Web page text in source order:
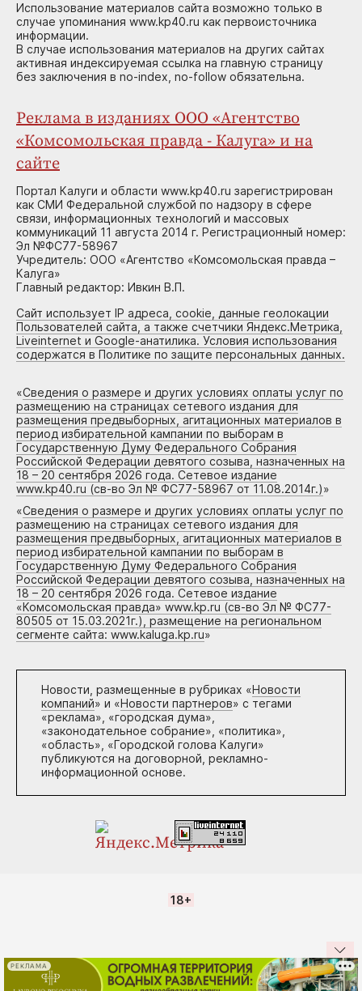
Использование материалов сайта возможно только в
случае упоминания www.kp40.ru как первоисточника
информации.
В случае использования материалов на других сайтах
активная индексируемая ссылка на главную страницу
без заключения в no-index, no-follow обязательна.
Реклама в изданиях ООО «Агентство
«Комсомольская правда - Калуга» и на
сайте
Портал Калуги и области www.kp40.ru зарегистрирован
как СМИ Федеральной службой по надзору в сфере
связи, информационных технологий и массовых
коммуникаций 11 августа 2014 г. Регистрационный номер:
Эл №ФС77-58967
Учредитель: ООО «Агентство «Комсомольская правда –
Калуга»
Главный редактор: Ивкин В.П.
Сайт использует IP адреса, cookie, данные геолокации
Пользователей сайта, а также счетчики Яндекс.Метрика,
Liveinternet и Google-анатилика. Условия использования
содержатся в Политике по защите персональных данных.
«Сведения о размере и других условиях оплаты услуг по
размещению на страницах сетевого издания для
размещения предвыборных, агитационных материалов в
период избирательной кампании по выборам в
Государственную Думу Федерального Собрания
Российской Федерации девятого созыва, назначенных на
18 – 20 сентября 2026 года. Сетевое издание
www.kp40.ru (св-во Эл № ФС77-58967 от 11.08.2014г.)»
«Сведения о размере и других условиях оплаты услуг по
размещению на страницах сетевого издания для
размещения предвыборных, агитационных материалов в
период избирательной кампании по выборам в
Государственную Думу Федерального Собрания
Российской Федерации девятого созыва, назначенных на
18 – 20 сентября 2026 года. Сетевое издание
«Комсомольская правда» www.kp.ru (св-во Эл № ФС77-
80505 от 15.03.2021г.), размещение на региональном
сегменте сайта: www.kaluga.kp.ru»
Новости, размещенные в рубриках «Новости
компаний» и «Новости партнеров» с тегами
«реклама», «городская дума»,
«законодательное собрание», «политика»,
«область», «Городской голова Калуги»
публикуются на договорной, рекламно-
информационной основе.
18+
РЕКЛАМА